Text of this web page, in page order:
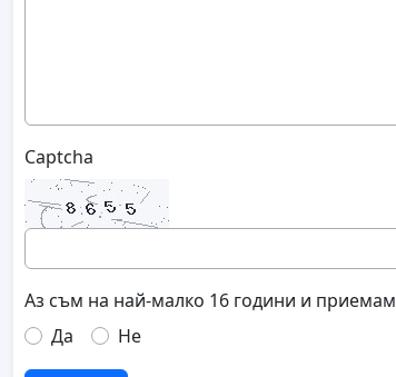
Captcha
Аз съм на най-малко 16 години и приемам
Да
Не